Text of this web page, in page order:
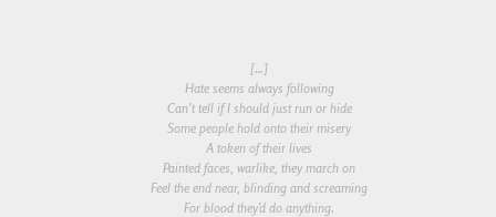
[…]
Hate seems always following
Can’t tell if I should just run or hide
Some people hold onto their misery
A token of their lives
Painted faces, warlike, they march on
Feel the end near, blinding and screaming
For blood they’d do anything.